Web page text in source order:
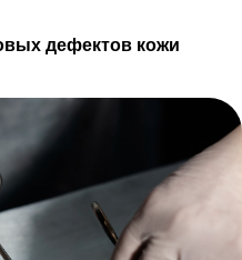
дефектов кожи